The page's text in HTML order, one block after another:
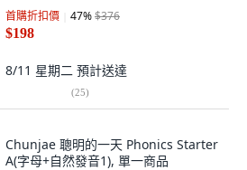
首購折扣價 47%$376
$198
8/11 星期二 預計送達
(25)
Chunjae 聰明的一天 Phonics Starter
A(字母+自然發音1), 單一商品